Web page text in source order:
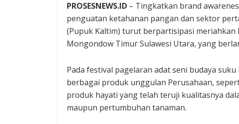
PROSESNEWS.ID – Tingkatkan brand
penguatan ketahanan pangan dan sektor
(Pupuk Kaltim) turut berpartisipasi
Mongondow Timur Sulawesi Utara, yang
Pada festival pagelaran adat seni budaya
berbagai produk unggulan Perusahaan,
produk hayati yang telah teruji kualitasnya
maupun pertumbuhan tanaman.